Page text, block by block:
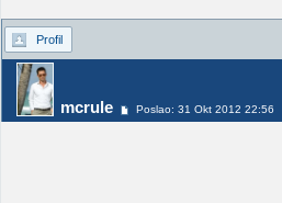
Profil
mcrule Poslao: 31 Okt 2012 22:56